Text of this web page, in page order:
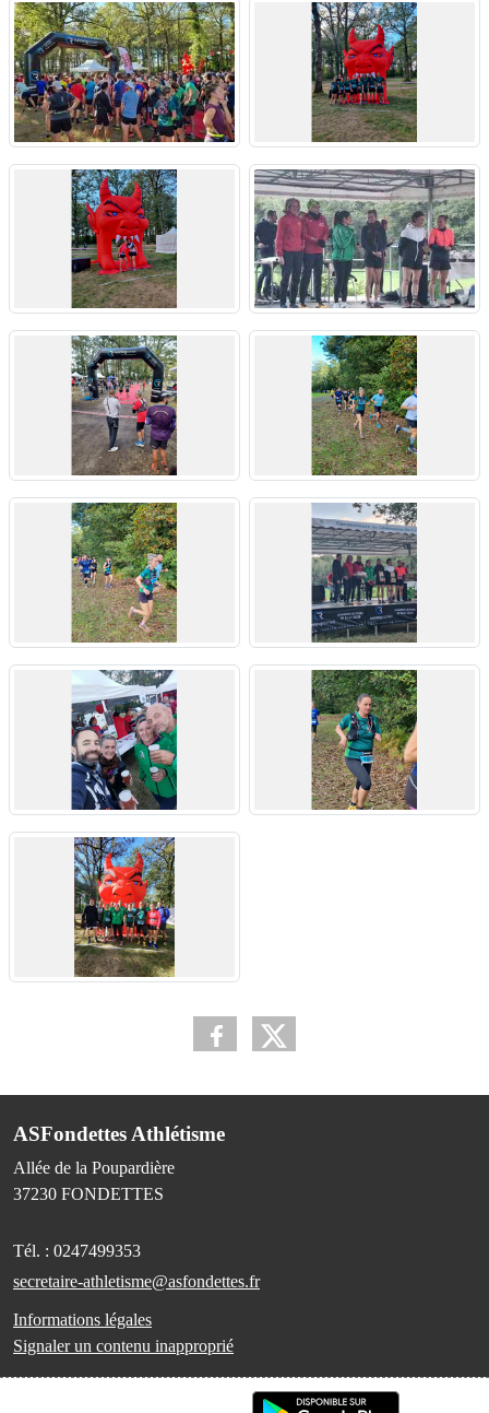
ASFondettes Athlétisme
Allée de la Poupardière
37230 FONDETTES
Tél. : 0247499353
secretaire-athletisme@asfondettes.fr
Informations légales
Signaler un contenu inapproprié